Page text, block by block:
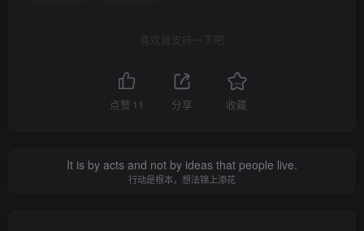
喜欢就支持一下吧
点赞 11 分享 收藏
It is by acts and not by ideas that people live.
行动是根本，想法锦上添花